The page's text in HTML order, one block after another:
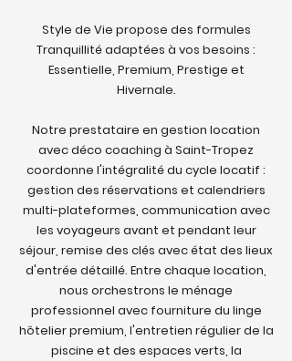
Style de Vie propose des formules
Tranquillité adaptées à vos besoins :
Essentielle, Premium, Prestige et
Hivernale.
Notre prestataire en gestion location
avec déco coaching à Saint-Tropez
coordonne l'intégralité du cycle locatif :
gestion des réservations et calendriers
multi-plateformes, communication avec
les voyageurs avant et pendant leur
séjour, remise des clés avec état des lieux
d'entrée détaillé. Entre chaque location,
nous orchestrons le ménage
professionnel avec fourniture du linge
hôtelier premium, l'entretien régulier de la
piscine et des espaces verts, la